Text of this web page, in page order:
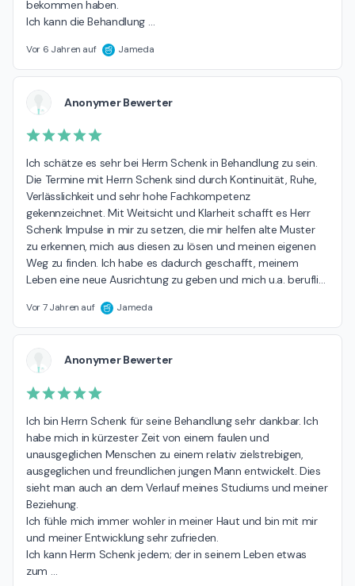
bekommen haben.
Ich kann die Behandlung …
Vor 6 Jahren auf Jameda
Anonymer Bewerter
Ich schätze es sehr bei Herrn Schenk in Behandlung zu sein.
Die Termine mit Herrn Schenk sind durch Kontinuität, Ruhe,
Verlässlichkeit und sehr hohe Fachkompetenz
gekennzeichnet. Mit Weitsicht und Klarheit schafft es Herr
Schenk Impulse in mir zu setzen, die mir helfen alte Muster
zu erkennen, mich aus diesen zu lösen und meinen eigenen
Weg zu finden. Ich habe es dadurch geschafft, meinem
Leben eine neue Ausrichtung zu geben und mich u.a. berufli…
Vor 7 Jahren auf Jameda
Anonymer Bewerter
Ich bin Herrn Schenk für seine Behandlung sehr dankbar. Ich
habe mich in kürzester Zeit von einem faulen und
unausgeglichen Menschen zu einem relativ zielstrebigen,
ausgeglichen und freundlichen jungen Mann entwickelt. Dies
sieht man auch an dem Verlauf meines Studiums und meiner
Beziehung.
Ich fühle mich immer wohler in meiner Haut und bin mit mir
und meiner Entwicklung sehr zufrieden.
Ich kann Herrn Schenk jedem; der in seinem Leben etwas
zum